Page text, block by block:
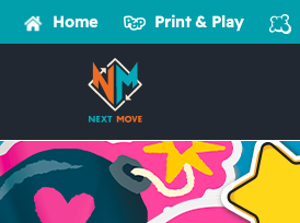
Home Print & Play